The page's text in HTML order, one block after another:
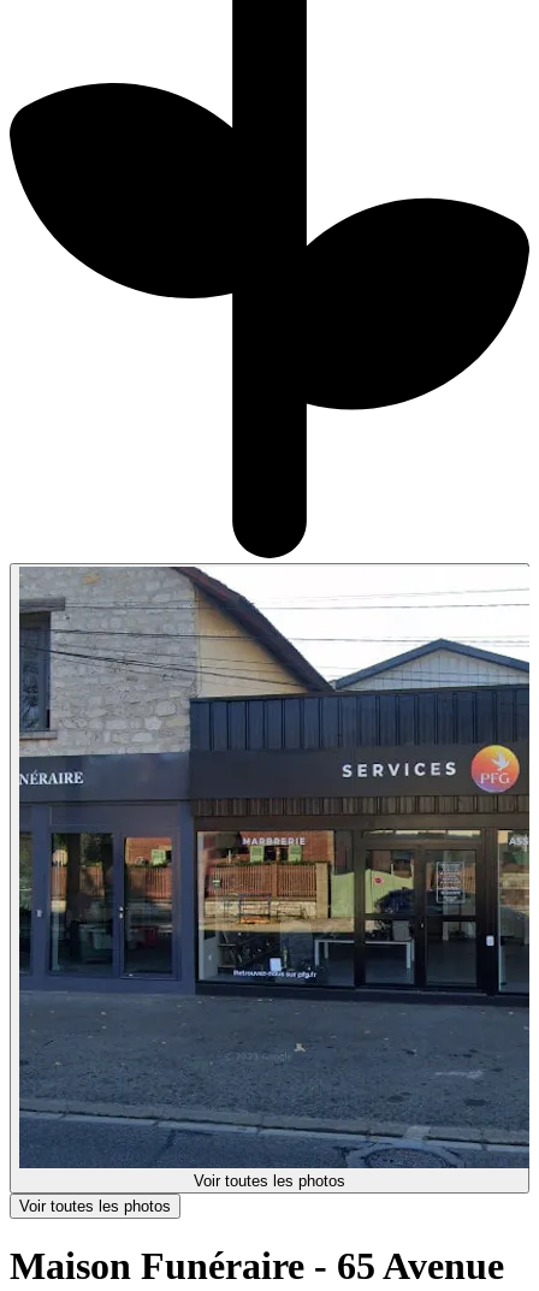
Voir toutes les photos
Voir toutes les photos
Maison Funéraire - 65 Avenue